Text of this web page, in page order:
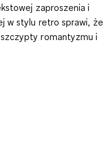
zaproszenia i
w stylu retro sprawi, że
romantyzmu i